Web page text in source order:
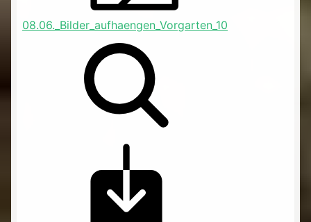
08.06._Bilder_aufhaengen_Vorgarten_10